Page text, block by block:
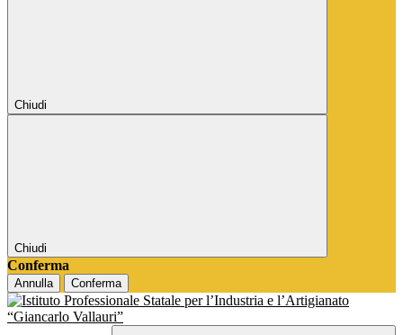
Chiudi
Chiudi
Conferma
Annulla Conferma